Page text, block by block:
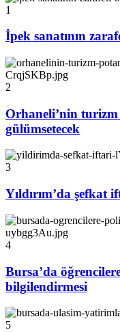
1
İpek sanatının
2
Orhaneli’nin turizm
gülümsetecek
3
Yıldırım’da şefkat
4
Bursa’da
bilgilendirmesi
5